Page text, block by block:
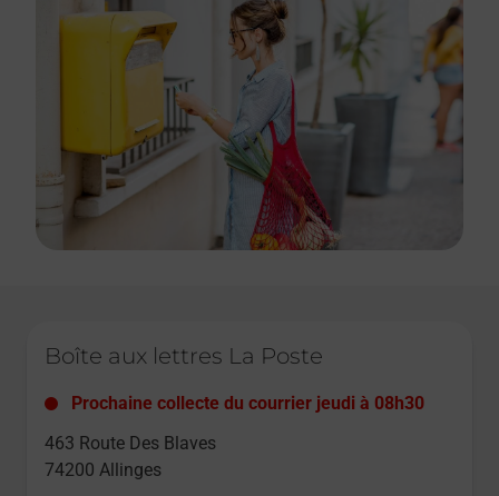
Boîte aux lettres La Poste
Prochaine collecte du courrier jeudi à 08h30
463 Route Des Blaves
74200 Allinges